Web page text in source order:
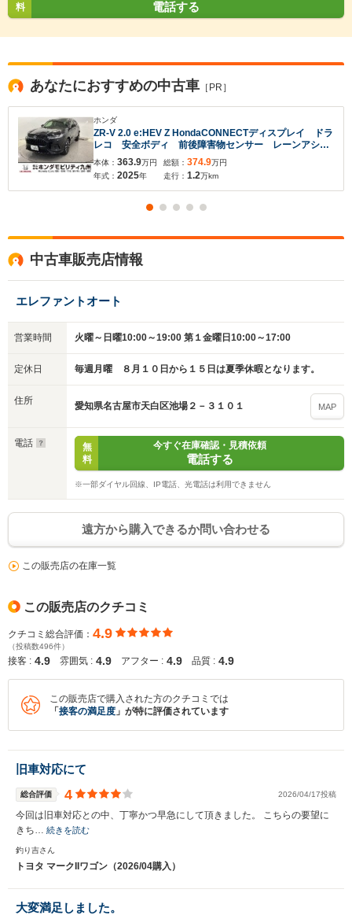
料 電話する
あなたにおすすめの中古車 ［PR］
ホンダ
ZR-V 2.0 e:HEV Z HondaCONNECTディスプレイ ドラ
レコ 安全ボディ 前後障害物センサー レーンアシス
ト 革 Sヒーター パワ-シ-ト フルオートエアコン
スマートキー フルセグTV オートライト キーフリー
本体： 363.9万円
年式： 2025年
総額： 374.9万円
走行： 1.2万km
中古車販売店情報
エレファントオート
営業時間 火曜～日曜10:00～19:00 第１金曜日10:00～17:00
定休日 毎週月曜 ８月１０日から１５日は夏季休暇となります。
住所 愛知県名古屋市天白区池場２－３１０１ MAP
電話
無
料
今すぐ在庫確認・見積依頼
電話する
※一部ダイヤル回線、IP電話、光電話は利用できません
遠方から購入できるか問い合わせる
この販売店の在庫一覧
この販売店のクチコミ
クチコミ総合評価： 4.9
（投稿数496件）
接客 : 4.9 雰囲気 : 4.9 アフター : 4.9 品質 : 4.9
この販売店で購入された方のクチコミでは
「 接客の満足度 」が特に評価されています
旧車対応にて
総合評価 4 2026/04/17投稿
今回は旧車対応との中、丁寧かつ早急にして頂きました。 こちらの要望に
きち… 続きを読む
釣り吉さん
トヨタ マークIIワゴン（2026/04購入）
大変満足しました。
※次回問い合わせをする際に自動入力されます
※保存された情報は